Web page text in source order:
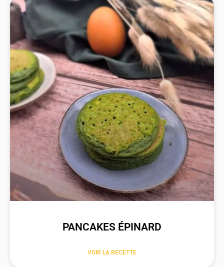
PANCAKES ÉPINARD
VOIR LA RECETTE